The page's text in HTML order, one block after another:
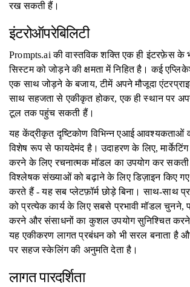
रख सकती हैं।
इंटरोऑपरेबिलिटी
Prompts.ai की वास्तविक शक्ति एक ही इंटरफ़ेस के
सिस्टम को जोड़ने की क्षमता में निहित है। कई
एक साथ जोड़ने के बजाय, टीमें अपने मौजूदा
साथ सहजता से एकीकृत होकर, एक ही स्थान पर
टूल तक पहुंच सकती हैं।
यह केंद्रीकृत दृष्टिकोण विभिन्न एआई आवश्यकताओं
विशेष रूप से फायदेमंद है। उदाहरण के लिए, मार्केटिंग
करने के लिए रचनात्मक मॉडल का उपयोग कर
विश्लेषक संख्याओं को बढ़ाने के लिए डिज़ाइन किए गए
करते हैं - यह सब प्लेटफ़ॉर्म छोड़े बिना। साथ-साथ
को प्रत्येक कार्य के लिए सबसे प्रभावी मॉडल चुनने,
करने और संसाधनों का कुशल उपयोग सुनिश्चित
यह एकीकरण लागत प्रबंधन को भी सरल बनाता है
पर सहज स्केलिंग की अनुमति देता है।
लागत पारदर्शिता